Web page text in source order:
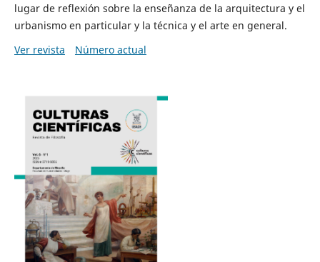
lugar de reflexión sobre la enseñanza de la arquitectura y el
urbanismo en particular y la técnica y el arte en general.
Ver revista
Número actual